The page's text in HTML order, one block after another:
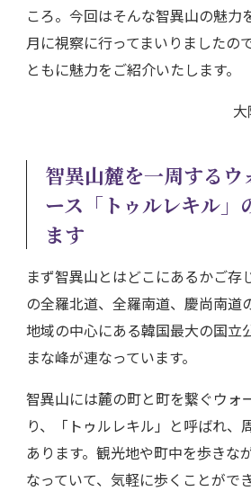
ころ。今回はそんな智異山の魅力
月に視察に行ってまいりましたの
ともに魅力をご紹介いたします。
智異山麓を一周するウ
ース「トゥルレキル」
ます
まず智異山とはどこにあるかご存
の全羅北道、全羅南道、慶尚南道
地域の中心にある韓国最大の国立
まな峰が連なっています。
智異山には麓の町と町を繋ぐウォ
り、「トゥルレキル」と呼ばれ、
あります。観光地や町中を歩きな
なっていて、気軽に歩くことがで